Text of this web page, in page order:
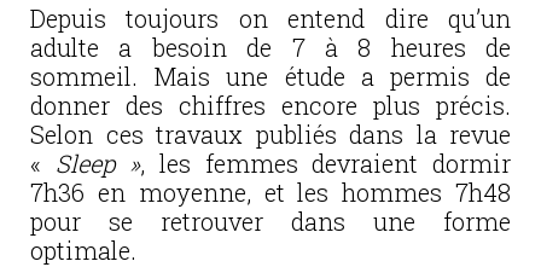
Depuis toujours on entend dire qu’un
adulte a besoin de 7 à 8 heures de
sommeil. Mais une étude a permis de
donner des chiffres encore plus précis.
Selon ces travaux publiés dans la revue
« Sleep », les femmes devraient dormir
7h36 en moyenne, et les hommes 7h48
pour se retrouver dans une forme
optimale.